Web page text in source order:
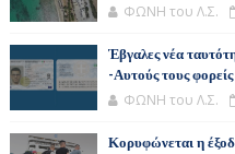
ΦΩΝΗ του Λ.Σ.
Έβγαλες νέα
-Αυτούς τους
ΦΩΝΗ του Λ.Σ.
Κορυφώνεται η